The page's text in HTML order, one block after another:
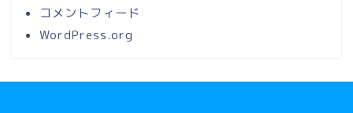
コメントフィード
WordPress.org